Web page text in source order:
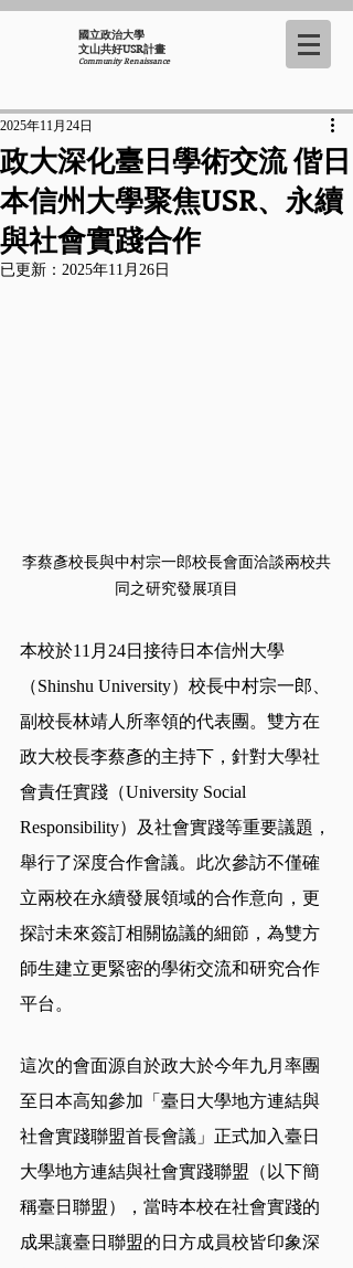
國立政治大學
​文山共好USR計畫
Community Renaissance
政大深化臺日學術交流 偕日
本信州大學聚焦USR、永續
與社會實踐合作
2025年11月24日
已更新： 2025年11月26日
李蔡彥校長與中村宗一郎校長會面洽談兩校共
同之研究發展項目
本校於11月24日接待日本信州大學
（Shinshu University）校長中村宗一郎、
副校長林靖人所率領的代表團。雙方在
政大校長李蔡彥的主持下，針對大學社
會責任實踐（University Social
Responsibility）及社會實踐等重要議題，
舉行了深度合作會議。此次參訪不僅確
立兩校在永續發展領域的合作意向，更
探討未來簽訂相關協議的細節，為雙方
師生建立更緊密的學術交流和研究合作
平台。
這次的會面源自於政大於今年九月率團
至日本高知參加「臺日大學地方連結與
社會實踐聯盟首長會議」正式加入臺日
大學地方連結與社會實踐聯盟（以下簡
稱臺日聯盟），當時本校在社會實踐的
成果讓臺日聯盟的日方成員校皆印象深